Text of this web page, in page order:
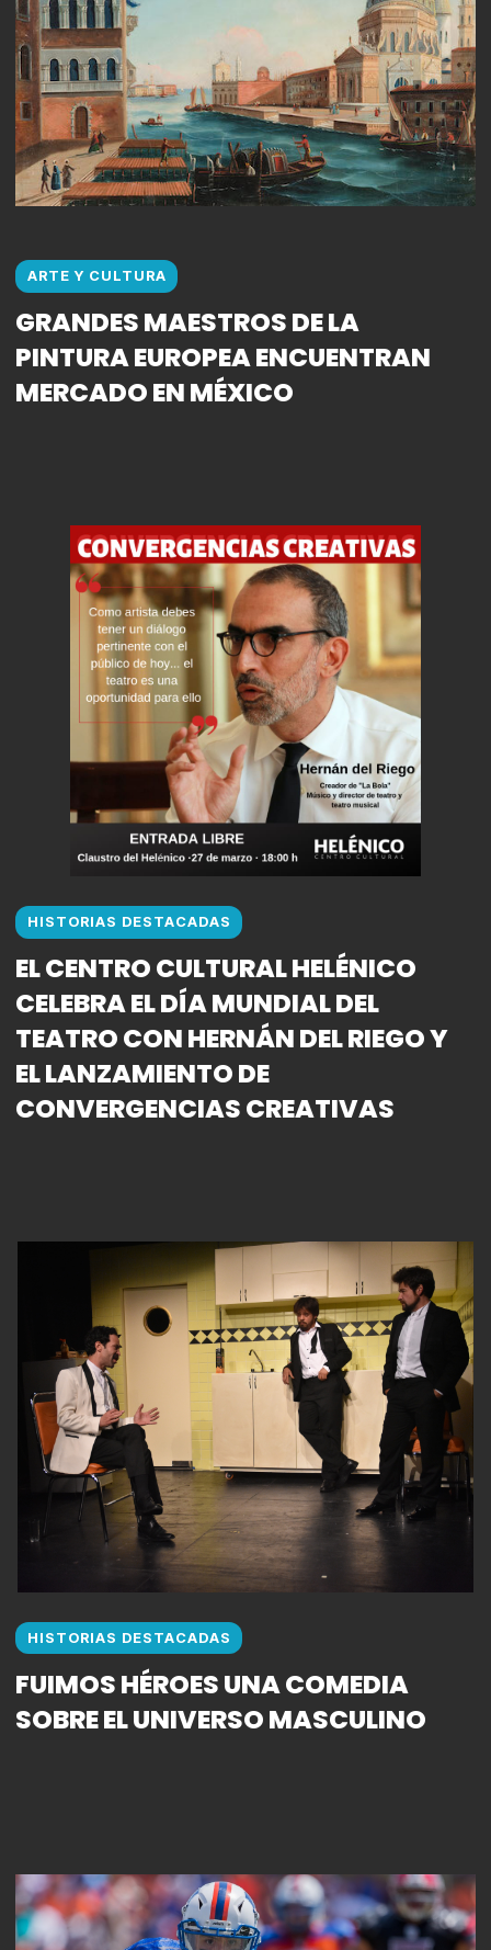
ARTE Y CULTURA
GRANDES MAESTROS DE LA
PINTURA EUROPEA ENCUENTRAN
MERCADO EN MÉXICO
HISTORIAS DESTACADAS
EL CENTRO CULTURAL HELÉNICO
CELEBRA EL DÍA MUNDIAL DEL
TEATRO CON HERNÁN DEL RIEGO Y
EL LANZAMIENTO DE
CONVERGENCIAS CREATIVAS
HISTORIAS DESTACADAS
FUIMOS HÉROES UNA COMEDIA
SOBRE EL UNIVERSO MASCULINO